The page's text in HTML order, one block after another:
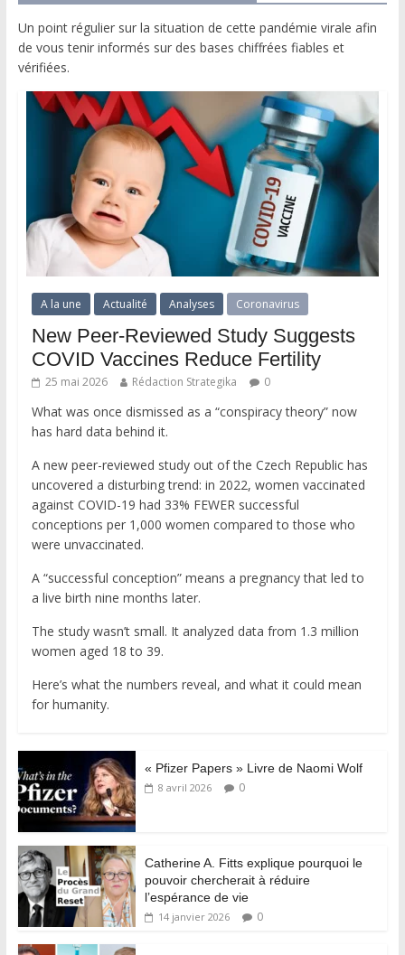
Un point régulier sur la situation de cette pandémie virale afin
de vous tenir informés sur des bases chiffrées fiables et
vérifiées.
A la une Actualité Analyses Coronavirus
New Peer-Reviewed Study Suggests
COVID Vaccines Reduce Fertility
25 mai 2026 Rédaction Strategika 0
What was once dismissed as a “conspiracy theory” now
has hard data behind it.
A new peer-reviewed study out of the Czech Republic has
uncovered a disturbing trend: in 2022, women vaccinated
against COVID-19 had 33% FEWER successful
conceptions per 1,000 women compared to those who
were unvaccinated.
A “successful conception” means a pregnancy that led to
a live birth nine months later.
The study wasn’t small. It analyzed data from 1.3 million
women aged 18 to 39.
Here’s what the numbers reveal, and what it could mean
for humanity.
« Pfizer Papers » Livre de Naomi Wolf
8 avril 2026 0
Catherine A. Fitts explique pourquoi le
pouvoir chercherait à réduire
l’espérance de vie
14 janvier 2026 0